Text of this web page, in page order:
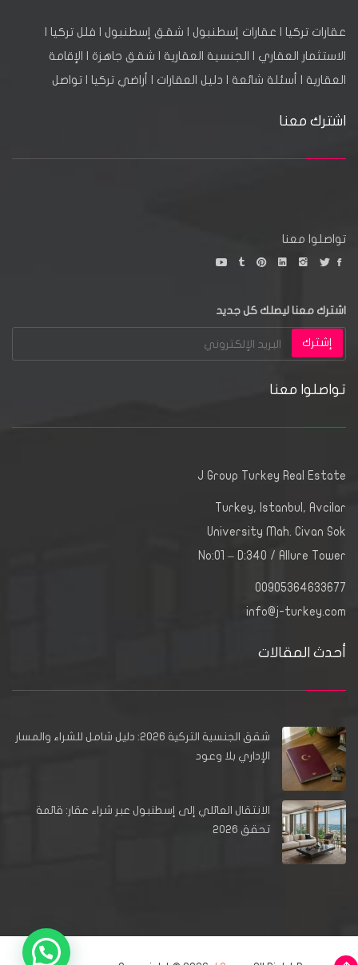
عقارات تركيا عقارات إسطنبول شقق إسطنبول فلل تركيا
الاستثمار العقاري
الجنسية العقارية شقق جاهزة
الإقامة
العقارية
أسئلة شائعة دليل العقارات أراضي تركيا تواصل
اشترك معنا
تواصلوا معنا
اشترك معنا ليصلك كل جديد
إشترك
تواصلوا معنا
J Group Turkey Real Estate
Turkey, Istanbul, Avcilar
University Mah. Civan Sok
No:01 – D:340 / Allure Tower
00905364633677
info@j-turkey.com
أحدث المقالات
شقق الجنسية التركية 2026: دليل شامل للشراء والمسار
الإداري بلا وعود
الانتقال العائلي إلى إسطنبول عبر شراء عقار: قائمة
تحقق 2026